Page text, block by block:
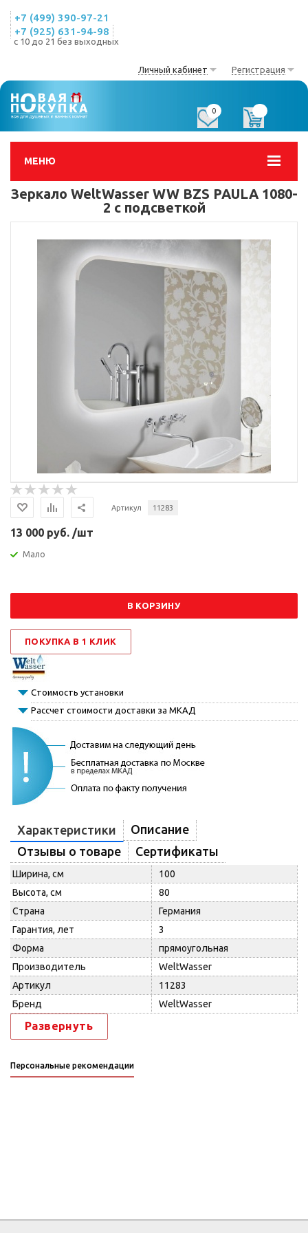
+7 (499) 390-97-21
+7 (925) 631-94-98
с 10 до 21 без выходных
Личный кабинет Регистрация
МЕНЮ
0
Зеркало WeltWasser WW BZS PAULA 1080-
2 с подсветкой
Артикул 11283
13 000 руб. /шт
Мало
В КОРЗИНУ
ПОКУПКА В 1 КЛИК
Стоимость установки
Рассчет стоимости доставки за МКАД
Характеристики
Описание
Отзывы о товаре
Сертификаты
Ширина, см
100
Высота, см
80
Страна
Германия
Гарантия, лет
3
Форма
прямоугольная
Производитель
WeltWasser
Артикул
11283
Бренд
WeltWasser
Развернуть
Персональные рекомендации